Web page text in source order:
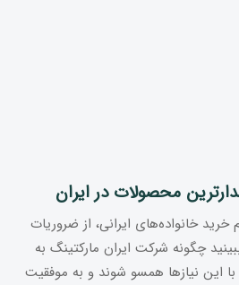
محصولات در ایران
خرید خانواده‌های ایرانی، از ضروریات
چگونه شرکت ایران مارکتینگ به
این نیازها همسو شوند و به موفقیت